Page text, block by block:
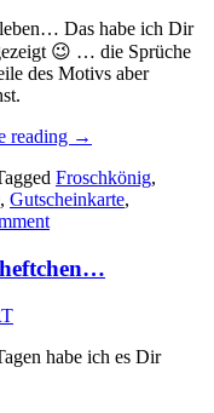
Das habe ich Dir
😉 … die Sprüche
des Motivs aber
reading „Ein
Kröten…“
→
Froschkönig,
, Gutscheinkarte,
habe ich es Dir